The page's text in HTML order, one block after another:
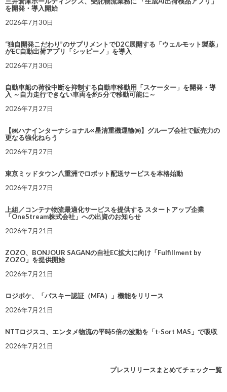
を開発・導入開始
2026年7月30日
“独自開発こだわり”のサプリメントでD2C展開する「ウェルモット製薬」
がEC自動出荷アプリ「シッピーノ」を導入
2026年7月30日
自動車船の荷役中断を抑制する自動車移動用「スケーター」を開発・導
入 ～自力走行できない車両を約5分で移動可能に～
2026年7月27日
【㈱ハナインターナショナル×星清重機運輸㈱】グループ会社で販売力の
更なる強化ねらう
2026年7月27日
東京ミッドタウン八重洲でロボット配送サービスを本格始動
2026年7月27日
上組／コンテナ物流最適化サービスを提供する スタートアップ企業
「OneStream株式会社」への出資のお知らせ
2026年7月21日
ZOZO、BONJOUR SAGANの自社EC拡大に向け「Fulfillment by
ZOZO」を提供開始
2026年7月21日
ロジポケ、「パスキー認証（MFA）」機能をリリース
2026年7月21日
NTTロジスコ、エンタメ物流の平時5倍の波動を「t-Sort MAS」で吸収
2026年7月21日
プレスリリースまとめてチェック一覧